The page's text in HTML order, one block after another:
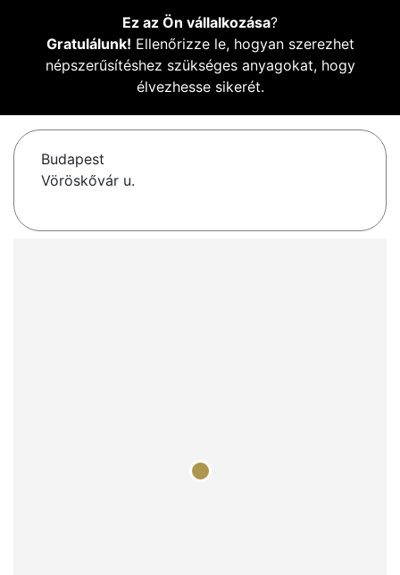
Ez az Ön vállalkozása?
Gratulálunk! Ellenőrizze le, hogyan szerezhet
népszerűsítéshez szükséges anyagokat, hogy
élvezhesse sikerét.
Budapest
Vöröskővár u.